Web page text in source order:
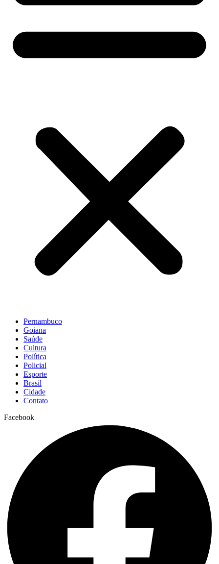
Pernambuco
Goiana
Saúde
Cultura
Política
Policial
Esporte
Brasil
Cidade
Contato
Facebook